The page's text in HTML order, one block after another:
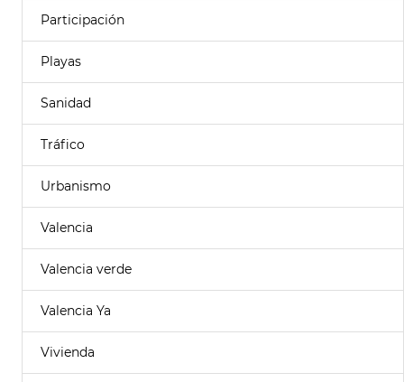
Participación
Playas
Sanidad
Tráfico
Urbanismo
Valencia
Valencia verde
Valencia Ya
Vivienda